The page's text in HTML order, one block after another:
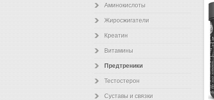
Аминокислоты
Жиросжигатели
Креатин
Витамины
Предтреники
Тестостерон
Суставы и связки